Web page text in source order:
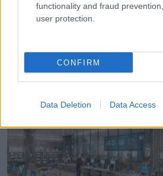
functionality and fraud
user protection.
CONFIRM
Data Deletion Data Access
részletek Sallai Nóra